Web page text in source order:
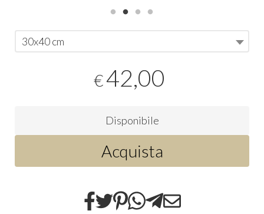
30x40 cm
€42,00
Disponibile
Acquista